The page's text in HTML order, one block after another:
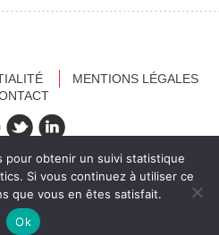
MENTIONS LÉGALES
pour obtenir un suivi statistique
Si vous continuez à utiliser ce
que vous en êtes satisfait.
Ok